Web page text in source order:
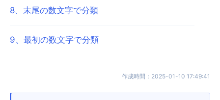
8、 末尾の数文字で分類
9、 最初の数文字で分類
作成時間 ： 2025-01-10 17:49:41